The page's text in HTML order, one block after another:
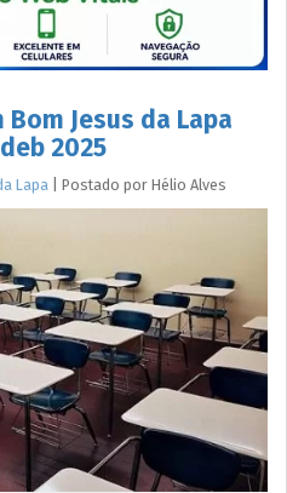
Jesus da Lapa
2025
Lapa Postado por Hélio Alves